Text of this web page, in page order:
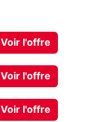
Voir l'offre
Voir l'offre
Voir l'offre